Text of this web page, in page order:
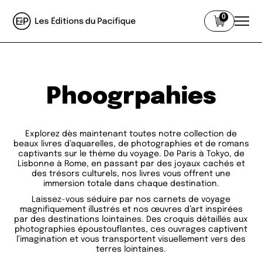
0
Phoogrpahies
Explorez dès maintenant toutes notre collection de
beaux livres d’aquarelles, de photographies et de romans
captivants sur le thème du voyage. De Paris à Tokyo, de
Lisbonne à Rome, en passant par des joyaux cachés et
des trésors culturels, nos livres vous offrent une
immersion totale dans chaque destination.
Laissez-vous séduire par nos carnets de voyage
magnifiquement illustrés et nos œuvres d’art inspirées
par des destinations lointaines. Des croquis détaillés aux
photographies époustouflantes, ces ouvrages captivent
l’imagination et vous transportent visuellement vers des
terres lointaines.